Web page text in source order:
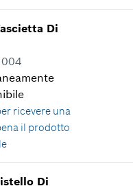
Aggiungere al carrello
del ricambio
nell'illustrazione
€*
Aggiungere al carrello
1
parti di ricambio
del ricambio
nell'illustrazione
Di
ricevere una
il prodotto
Di